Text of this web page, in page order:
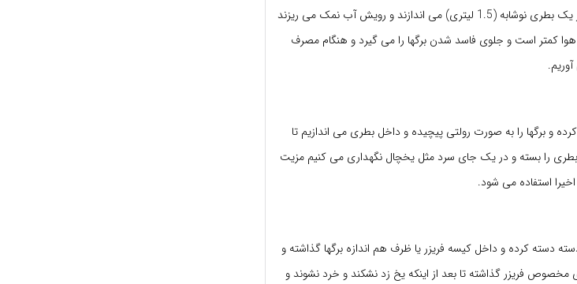
اخیرا هم برگها را به صورت رولتی می پیچند و در یک بطری نوشابه (1.5 لیتری) می اندازند و رویش آب نمک می ریزند
کمتر است و جلوی فاسد شدن برگها را می گیرد و هنگام مصرف
و برگها را به صورت رولتی پیچیده و داخل بطری می اندازیم تا
را بسته و در یک جای سرد مثل یخچال نگهداری می کنیم مزیت
استفاده می شود.
دسته کرده و داخل کیسه فریزر یا ظرف هم اندازه برگها گذاشته و
مخصوص فریزر گذاشته تا بعد از اینکه یخ زد نشکند و خرد نشوند و